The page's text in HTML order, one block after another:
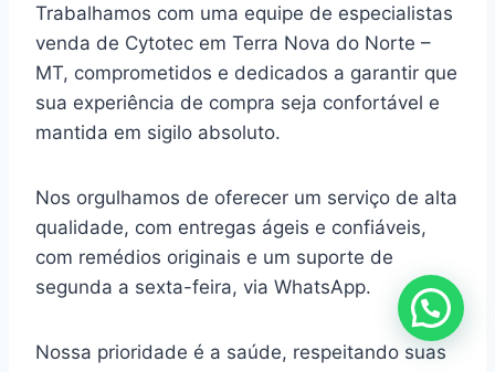
Trabalhamos com uma equipe de especialistas
venda de Cytotec em Terra Nova do Norte –
MT, comprometidos e dedicados a garantir que
sua experiência de compra seja confortável e
mantida em sigilo absoluto.
Nos orgulhamos de oferecer um serviço de alta
qualidade, com entregas ágeis e confiáveis,
com remédios originais e um suporte de
segunda a sexta-feira, via WhatsApp.
Nossa prioridade é a saúde, respeitando suas